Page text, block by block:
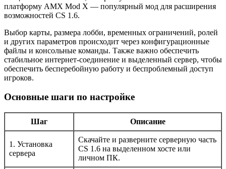
платформу AMX Mod X — популярный мод для расширения
возможностей CS 1.6.
Выбор карты, размера лобби, временных ограничений, ролей
и других параметров происходит через конфигурационные
файлы и консольные команды. Также важно обеспечить
стабильное интернет-соединение и выделенный сервер, чтобы
обеспечить бесперебойную работу и беспроблемный доступ
игроков.
Основные шаги по настройке
Шаг Описание
1. Установка
сервера
Скачайте и разверните серверную часть
CS 1.6 на выделенном хосте или
личном ПК.